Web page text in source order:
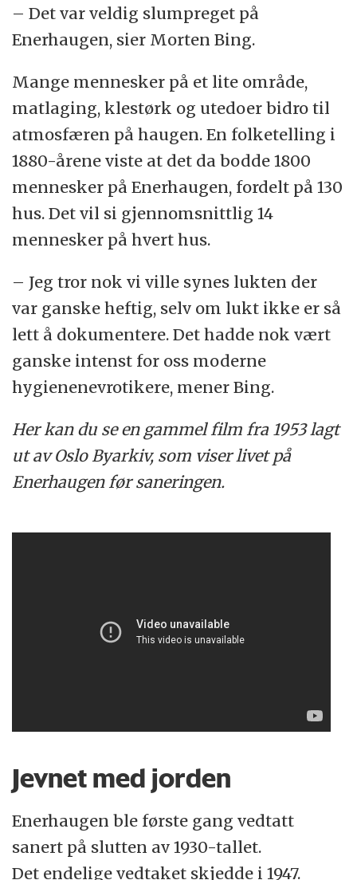
– Det var veldig slumpreget på
Enerhaugen, sier Morten Bing.
Mange mennesker på et lite område,
matlaging, klestørk og utedoer bidro til
atmosfæren på haugen. En folketelling i
1880-årene viste at det da bodde 1800
mennesker på Enerhaugen, fordelt på 130
hus. Det vil si gjennomsnittlig 14
mennesker på hvert hus.
– Jeg tror nok vi ville synes lukten der
var ganske heftig, selv om lukt ikke er så
lett å dokumentere. Det hadde nok vært
ganske intenst for oss moderne
hygienenevrotikere, mener Bing.
Her kan du se en gammel film fra 1953 lagt
ut av Oslo Byarkiv, som viser livet på
Enerhaugen før saneringen.
Jevnet med jorden
Enerhaugen ble første gang vedtatt
sanert på slutten av 1930-tallet.
Det endelige vedtaket skjedde i 1947.